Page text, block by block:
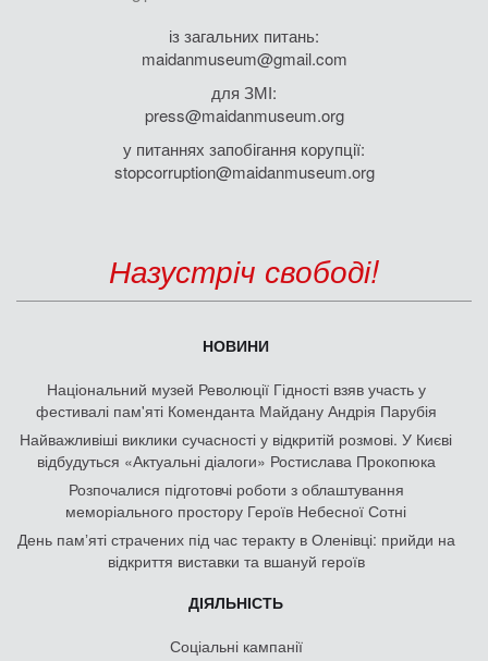
із загальних питань:
maidanmuseum@gmail.com
для ЗМІ:
press@maidanmuseum.org
у питаннях запобігання корупції:
stopcorruption@maidanmuseum.org
Назустріч свободі!
НОВИНИ
Національний музей Революції Гідності взяв участь у
фестивалі пам'яті Коменданта Майдану Андрія Парубія
Найважливіші виклики сучасності у відкритій розмові. У Києві
відбудуться «Актуальні діалоги» Ростислава Прокопюка
Розпочалися підготовчі роботи з облаштування
меморіального простору Героїв Небесної Сотні
День памʼяті страчених під час теракту в Оленівці: прийди на
відкриття виставки та вшануй героїв
ДІЯЛЬНІСТЬ
Соціальні кампанії